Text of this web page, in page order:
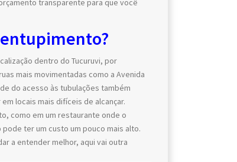
transparente para que você
dentro do Tucuruvi, por
mais movimentadas como a Avenida
do acesso às tubulações também
locais mais difíceis de alcançar.
como em um restaurante onde o
ter um custo um pouco mais alto.
a entender melhor, aqui vai outra